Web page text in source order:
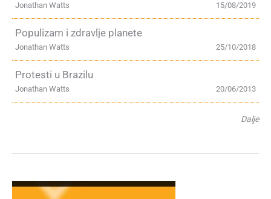
15/08/2019
Jonathan Watts
Populizam i zdravlje planete
25/10/2018
Jonathan Watts
Protesti u Brazilu
20/06/2013
Jonathan Watts
Dalje